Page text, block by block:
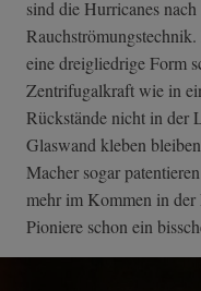
sind die Hurricanes
eine dreigliedrige Form
Zentrifugalkraft wie in
Rückstände nicht in der
Glaswand kleben
Macher sogar
mehr im Kommen in der
Pioniere schon ein